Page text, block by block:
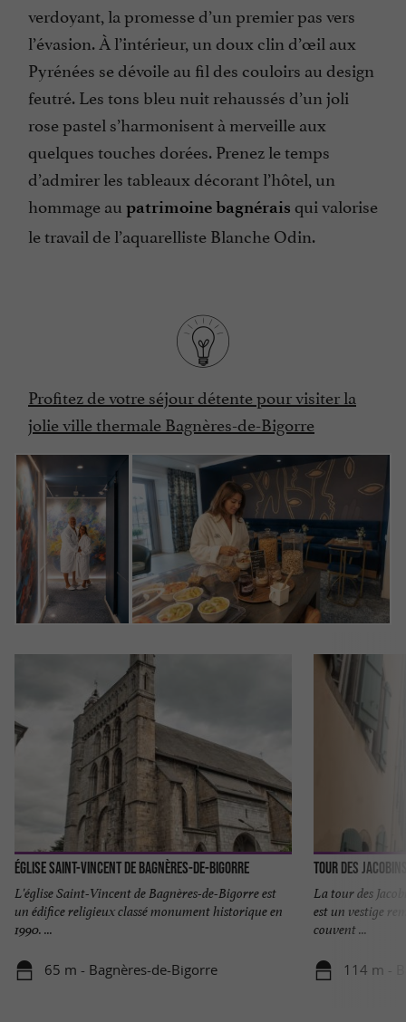
verdoyant, la promesse d’un premier pas vers
l’évasion. À l’intérieur, un doux clin d’œil aux
Pyrénées se dévoile au fil des couloirs au design
feutré. Les tons bleu nuit rehaussés d’un joli
rose pastel s’harmonisent à merveille aux
quelques touches dorées. Prenez le temps
d’admirer les tableaux décorant l’hôtel, un
hommage au patrimoine bagnérais qui valorise
le travail de l’aquarelliste Blanche Odin.
Profitez de votre séjour détente pour visiter la
jolie ville thermale Bagnères-de-Bigorre
Église Saint-Vincent de Bagnères-de-Bigorre
L'église Saint-Vincent de Bagnères-de-Bigorre est
un édifice religieux classé monument historique en
1990. ...
65 m - Bagnères-de-Bigorre
Tour des
La tour des
est un vestige
couvent ...
114 m -